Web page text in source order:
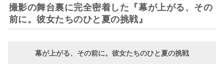
撮影の舞台裏に完全密着した『幕が上がる、その
前に。彼女たちのひと夏の挑戦』
幕が上がる、その前に。彼女たちのひと夏の挑戦